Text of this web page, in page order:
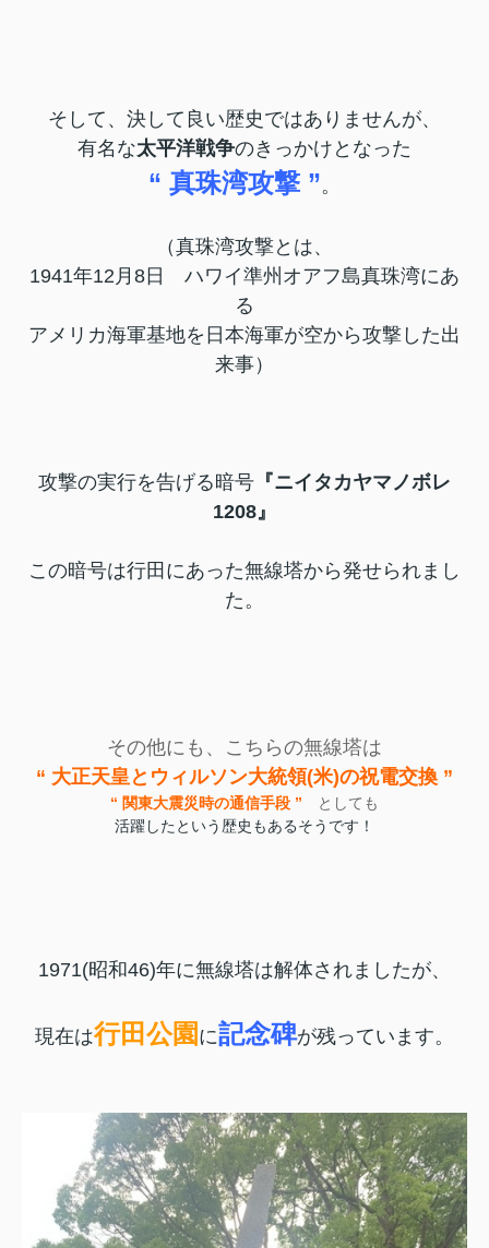
そして、決して良い歴史ではありませんが、
有名な太平洋戦争のきっかけとなった
“ 真珠湾攻撃 ”。
（真珠湾攻撃とは、
1941年12月8日 ハワイ準州オアフ島真珠湾にあ
る
アメリカ海軍基地を日本海軍が空から攻撃した出
来事）
攻撃の実行を告げる暗号 『ニイタカヤマノボレ
1208』
この暗号は行田にあった無線塔から発せられまし
た。
その他にも、こちらの無線塔は
“ 大正天皇とウィルソン大統領(米)の祝電交換 ”
“ 関東大震災時の通信手段 ”
としても
活躍したという歴史もあるそうです！
1971(昭和46)年に無線塔は解体されましたが、
現在は行田公園 に記念碑が残っています。